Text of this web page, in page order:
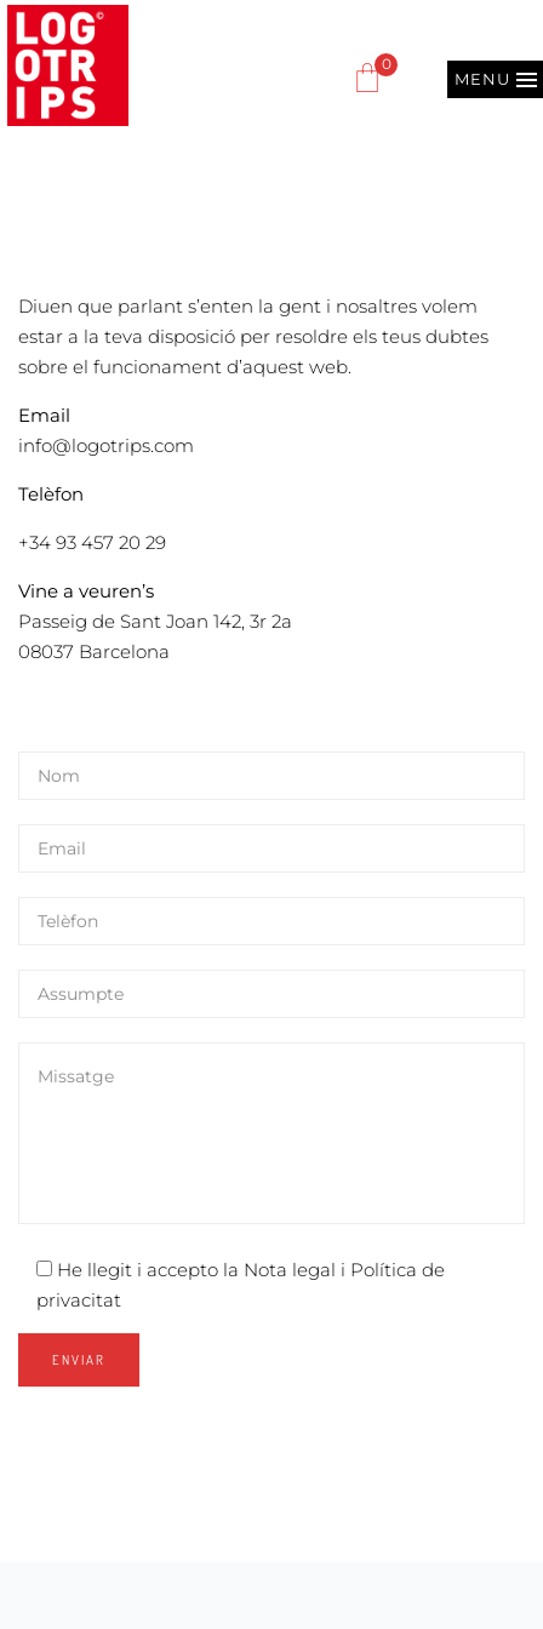
MENU
0
Diuen que parlant s’enten la gent i nosaltres volem
estar a la teva disposició per resoldre els teus dubtes
sobre el funcionament d’aquest web.
Email
info@logotrips.com
Telèfon
+34 93 457 20 29
Vine a veuren’s
Passeig de Sant Joan 142, 3r 2a
08037 Barcelona
He llegit i accepto la Nota legal i Política de
privacitat